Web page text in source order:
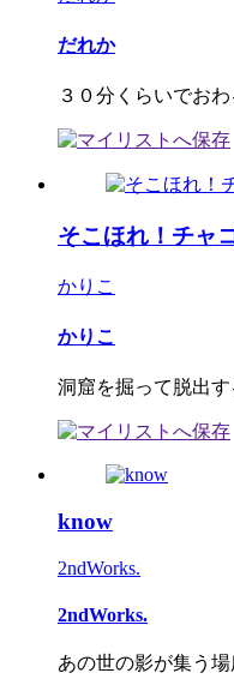
だれか
３０分くらいでお
そこほれ！チャ
かりこ
かりこ
洞窟を掘って脱出す
know
2ndWorks.
2ndWorks.
あの世の影が集う場